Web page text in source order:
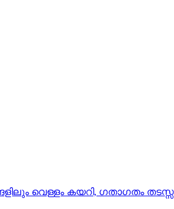
വെള്ളം കയറി, ഗതാഗതം